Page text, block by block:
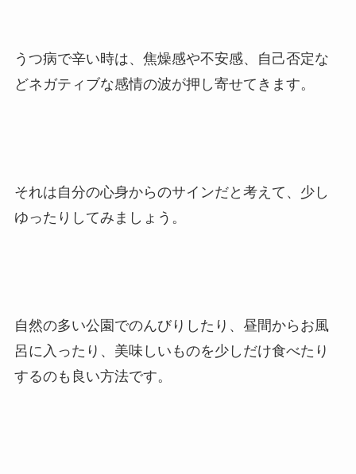
うつ病で辛い時は、焦燥感や不安感、自己否定な
どネガティブな感情の波が押し寄せてきます。
それは自分の心身からのサインだと考えて、少し
ゆったりしてみましょう。
自然の多い公園でのんびりしたり、昼間からお風
呂に入ったり、美味しいものを少しだけ食べたり
するのも良い方法です。